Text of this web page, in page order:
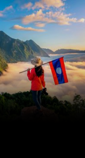
Laos – echa spokojności